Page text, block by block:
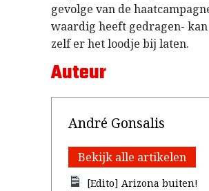
gevolge van de
waardig heeft gedragen-
zelf er het loodje bij laten.
Auteur
André Gonsalis
Bekijk alle artikelen
[Edito] Arizona buiten!